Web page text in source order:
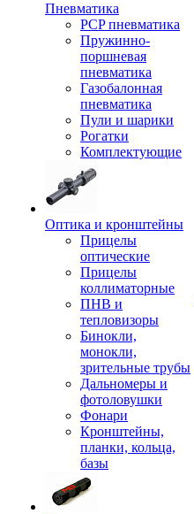
Пневматика
PCP пневматика
Пружинно-
поршневая
пневматика
Газобалонная
пневматика
Пули и шарики
Рогатки
Комплектующие
Оптика и кронштейны
Прицелы
оптические
Прицелы
коллиматорные
ПНВ и
тепловизоры
Бинокли,
монокли,
зрительные трубы
Дальномеры и
фотоловушки
Фонари
Кронштейны,
планки, кольца,
базы